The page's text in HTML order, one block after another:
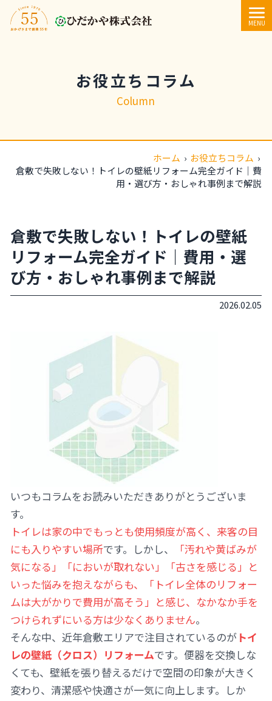
内容をスキップ
MENU
お役立ちコラム
Column
ホーム › お役立ちコラム ›
倉敷で失敗しない！トイレの壁紙リフォーム完全ガイド｜費
用・選び方・おしゃれ事例まで解説
倉敷で失敗しない！トイレの壁紙
リフォーム完全ガイド｜費用・選
び方・おしゃれ事例まで解説
2026.02.05
いつもコラムをお読みいただきありがとうございま
す。
トイレは家の中でもっとも使用頻度が高く、来客の目
にも入りやすい場所です。しかし、
「汚れや黄ばみが
気になる」「においが取れない」「古さを感じる」と
いった悩みを抱えながらも、「トイレ全体のリフォー
ムは大がかりで費用が高そう」と感じ、なかなか手を
つけられずにいる方は少なくありません。
そんな中、近年倉敷エリアで注目されているのが トイ
レの壁紙（クロス）リフォームです。便器を交換しな
くても、壁紙を張り替えるだけで空間の印象が大きく
変わり、清潔感や快適さが一気に向上します。しか